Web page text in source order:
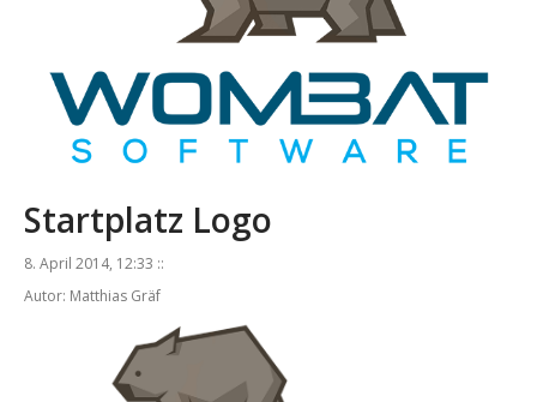
Startplatz Logo
8. April 2014, 12:33 ::
Autor: Matthias Gräf